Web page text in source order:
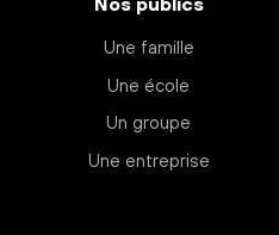
Une famille
Une école
Un groupe
Une entreprise